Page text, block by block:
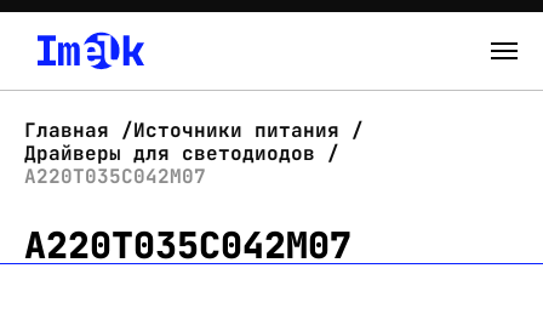
О нас
Новости
Главная
Источники питания
Драйверы для светодиодов
А220Т035С042М07
А220Т035С042М07